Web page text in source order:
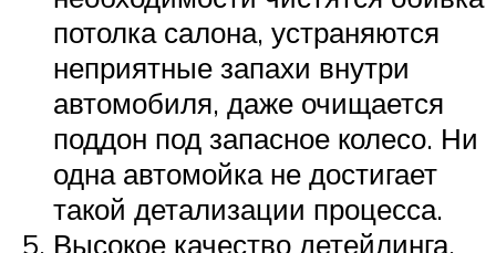
потолка салона, устраняются
неприятные запахи внутри
автомобиля, даже очищается
поддон под запасное колесо. Ни
одна автомойка не достигает
такой детализации процесса.
Высокое качество детейлинга.